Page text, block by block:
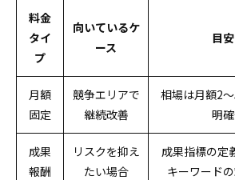
料金
タイ
プ
向いているケ
ース
目
月額
固定
競争エリアで
継続改善
相場は月額2
明
成果
報酬
リスクを抑え
たい場合
成果指標の定
キーワード